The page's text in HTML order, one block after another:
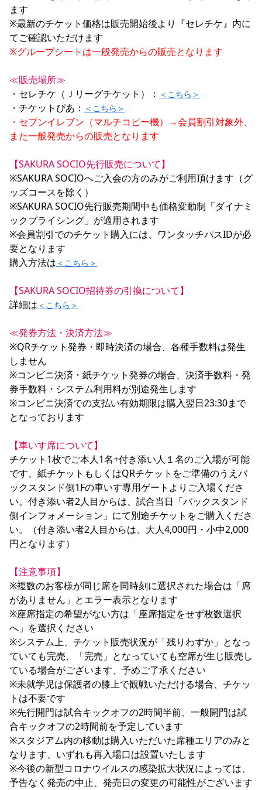
ます
※最新のチケット価格は販売開始後より『セレチケ』内に
※グループシートは一般発売からの販売となります
≪販売場所≫
・セレチケ（Ｊリーグチケット）： ＜こちら＞
・チケットぴあ： ＜こちら＞
・セブンイレブン（マルチコピー機）→会員割引対象外、
また一般発売からの販売となります
【SAKURA SOCIO先行販売について】
※SAKURA SOCIOへご入会の方のみがご利用頂けます（グ
ッズコースを除く）
※SAKURA SOCIO先行販売期間中も価格変動制「ダイナミ
ックプライシング」が適用されます
※会員割引でのチケット購入には、ワンタッチパスIDが必
要となります
購入方法は ＜こちら＞
【SAKURA SOCIO招待券の引換について】
詳細は ＜こちら＞
≪発券方法・決済方法≫
※QRチケット発券・即時決済の場合、各種手数料は発生
しません
※コンビニ決済・紙チケット発券の場合、決済手数料・発
券手数料・システム利用料が別途発生します
※コンビニ決済での支払い有効期限は購入翌日23:30まで
となっております
【車いす席について】
チケット1枚でご本人1名+付き添い人１名のご入場が可能
です、紙チケットもしくはQRチケットをご準備のうえバ
ックスタンド側1Fの車いす専用ゲートよりご入場くださ
い。付き添い者2人目からは、試合当日「バックスタンド
側インフォメーション」にて別途チケットをご購入くださ
い。（付き添い者2人目からは、大人4,000円・小中2,000
円となります）
【注意事項】
※複数のお客様が同じ席を同時刻に選択された場合は「席
がありません」とエラー表示となります
※座席指定の希望がない方は「座席指定をせず枚数選択
へ」を選択ください
※システム上、チケット販売状況が「残りわずか」となっ
ていても完売、「完売」となっていても空席が生じ販売し
ている場合がございます、予めご了承ください
※未就学児は保護者の膝上で観戦いただける場合、チケッ
トは不要です
※先行開門は試合キックオフの2時間半前、一般開門は試
合キックオフの2時間前を予定しています
※スタジアム内の移動は購入いただいた席種エリアのみと
なります、いずれも再入場口は設置いたします
※今後の新型コロナウイルスの感染拡大状況によっては、
予告なく発売の中止、発売日の変更の可能性がございます